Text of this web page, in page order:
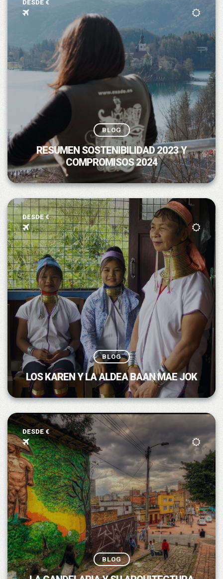
DESDE €
BLOG
RESUMEN SOSTENIBILIDAD 2023 Y
COMPROMISOS 2024
DESDE €
BLOG
LOS KAREN Y LA ALDEA BAAN MAE JOK
DESDE €
BLOG